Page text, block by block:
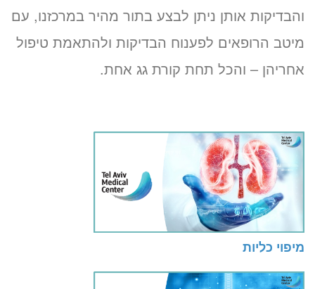
והבדיקות אותן ניתן לבצע בתור מהיר במרכזנו, עם
מיטב הרופאים לפענוח הבדיקות ולהתאמת טיפול
אחריהן – והכל תחת קורת גג אחת.
מיפוי כליות